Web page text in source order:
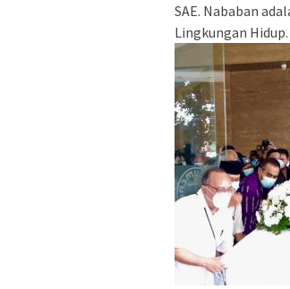
SAE. Nababan
Lingkungan Hidup.